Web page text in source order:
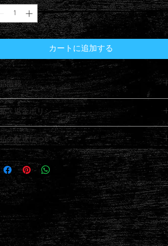
カートに追加する
情報
の詳細を入力してください。サイズ、素材、取扱説
加え、商品の特徴やおすすめのポイントなどを説明
しょう。
・返金ポリシー
・返金規約を入力してください。商品にご満足いた
なかった場合の返品・返金ポリシーと手順を説明し
ょう。規約の内容を明確にすることで、お客様の信
獲得し、安心して商品をご購入いただけます。
の配送について
送地域、料金、所要時間、梱包など、商品の配送に関
情報を入力してください。配送情報を明確にするこ
で、お客様の信頼を獲得し、安心して商品をご購入い
けます。